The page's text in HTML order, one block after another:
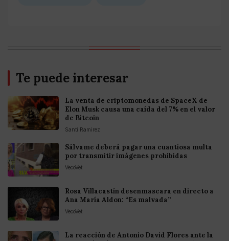
Te puede interesar
La venta de criptomonedas de SpaceX de
Elon Musk causa una caída del 7% en el valor
de Bitcoin
Santi Ramirez
Sálvame deberá pagar una cuantiosa multa
por transmitir imágenes prohibidas
VecoVet
Rosa Villacastín desenmascara en directo a
Ana María Aldon: “Es malvada”
VecoVet
La reacción de Antonio David Flores ante la